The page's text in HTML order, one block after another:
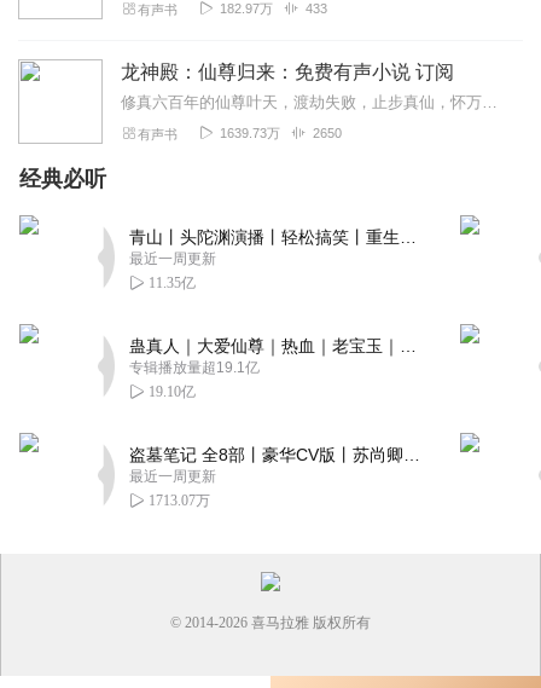
有声书 182.97万 433
龙神殿：仙尊归来：免费有声小说 订阅
修真六百年的仙尊叶天，渡劫失败，止步真仙，怀万族至宝九天神石重生地球。倾家荡产之仇，家破之恨，亡妻之痛，前世恩怨，今世血债血偿！力压各方大佬，碾压豪门世家，...
有声书 1639.73万 2650
经典必听
最近一周更新
11.35亿
专辑播放量超19.1亿
19.10亿
最近一周更新
1713.07万
© 2014-2026 喜马拉雅 版权所有